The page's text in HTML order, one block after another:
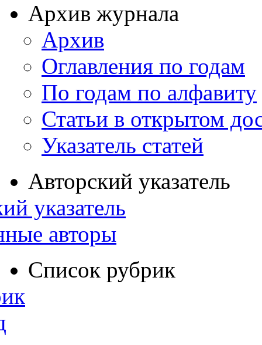
Архив журнала
Архив
Оглавления по годам
По годам по алфавиту
Статьи в открытом
Указатель статей
Авторский указатель
указатель
авторы
Список рубрик